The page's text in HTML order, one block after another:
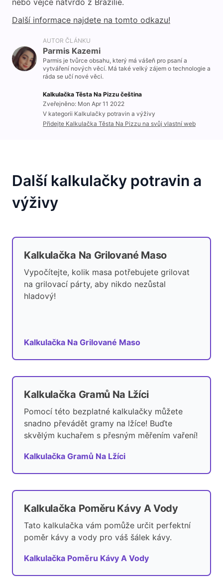
nebo vejce natvrdo z Brazílie.
Další informace najdete na tomto odkazu!
AUTOR ČLÁNKU
Parmis Kazemi
Parmis je tvůrce obsahu, který má vášeň pro psaní a
vytváření nových věcí. Má také velký zájem o technologie a
ráda se učí nové věci.
Kalkulačka Těsta Na Pizzu čeština
Zveřejněno: Mon Apr 11 2022
V kategorii Kalkulačky potravin a výživy
Přidejte Kalkulačka Těsta Na Pizzu na svůj vlastní web
Další kalkulačky potravin a
výživy
Kalkulačka Na Grilované Maso
Vypočítejte, kolik masa potřebujete grilovat
na grilovací párty, aby nikdo nezůstal
hladový!
Kalkulačka Na Grilované Maso
Kalkulačka Gramů Na Lžíci
Pomocí této bezplatné kalkulačky můžete
snadno převádět gramy na lžíce! Buďte
skvělým kuchařem s přesným měřením vaření!
Kalkulačka Gramů Na Lžíci
Kalkulačka Poměru Kávy A Vody
Tato kalkulačka vám pomůže určit perfektní
poměr kávy a vody pro váš šálek kávy.
Kalkulačka Poměru Kávy A Vody